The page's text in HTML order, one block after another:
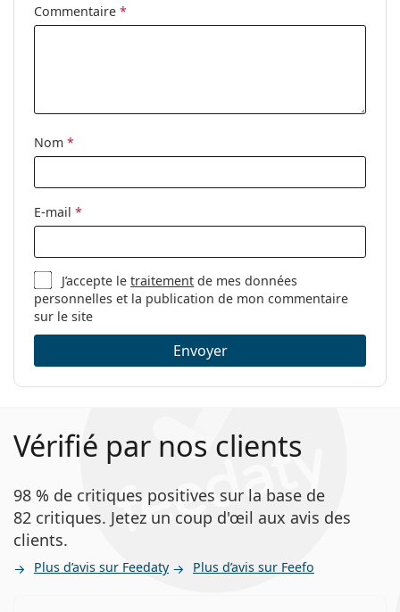
Solutions salines pour lentilles de
Commentaire *
Nom *
E-mail *
J’accepte letraitement de mes données
personnelles et la publication de mon commentaire
sur le site
Envoyer
Vérifié par nos clients
98 % de critiques positives sur la base de
82 critiques. Jetez un coup d'œil aux avis des
clients.
Plus d’avis sur Feedaty Plus d’avis sur Feefo